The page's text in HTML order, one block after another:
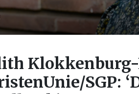
Klokkenburg-
SGP: